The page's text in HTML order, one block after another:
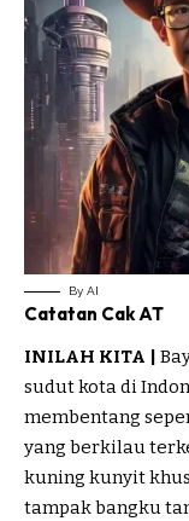
By AI
Catatan Cak AT
INILAH KITA |
sudut kota di
membentang
yang berkilau
kuning kunyit
tampak bangku